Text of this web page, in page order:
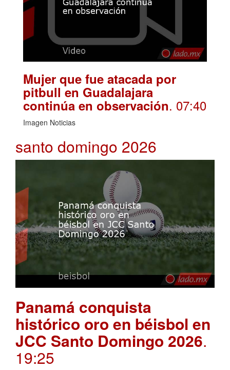
Mujer que fue atacada por
pitbull en Guadalajara
continúa en observación. 07:40
Imagen Noticias
santo domingo 2026
Panamá conquista
histórico oro en béisbol en
JCC Santo Domingo 2026.
19:25